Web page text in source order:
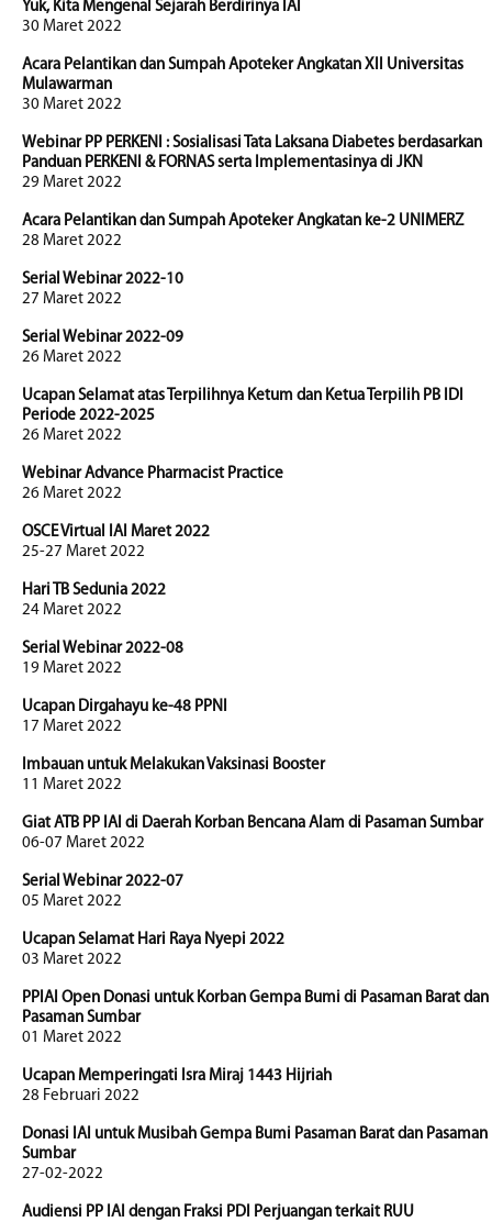
Yuk, Kita Mengenal Sejarah Berdirinya IAI
30 Maret 2022
Acara Pelantikan dan Sumpah Apoteker Angkatan XII Universitas
Mulawarman
30 Maret 2022
Webinar PP PERKENI : Sosialisasi Tata Laksana Diabetes berdasarkan
Panduan PERKENI & FORNAS serta Implementasinya di JKN
29 Maret 2022
Acara Pelantikan dan Sumpah Apoteker Angkatan ke-2 UNIMERZ
28 Maret 2022
Serial Webinar 2022-10
27 Maret 2022
Serial Webinar 2022-09
26 Maret 2022
Ucapan Selamat atas Terpilihnya Ketum dan Ketua Terpilih PB IDI
Periode 2022-2025
26 Maret 2022
Webinar Advance Pharmacist Practice
26 Maret 2022
OSCE Virtual IAI Maret 2022
25-27 Maret 2022
Hari TB Sedunia 2022
24 Maret 2022
Serial Webinar 2022-08
19 Maret 2022
Ucapan Dirgahayu ke-48 PPNI
17 Maret 2022
Imbauan untuk Melakukan Vaksinasi Booster
11 Maret 2022
Giat ATB PP IAI di Daerah Korban Bencana Alam di Pasaman Sumbar
06-07 Maret 2022
Serial Webinar 2022-07
05 Maret 2022
Ucapan Selamat Hari Raya Nyepi 2022
03 Maret 2022
PPIAI Open Donasi untuk Korban Gempa Bumi di Pasaman Barat dan
Pasaman Sumbar
01 Maret 2022
Ucapan Memperingati Isra Miraj 1443 Hijriah
28 Februari 2022
Donasi IAI untuk Musibah Gempa Bumi Pasaman Barat dan Pasaman
Sumbar
27-02-2022
Audiensi PP IAI dengan Fraksi PDI Perjuangan terkait RUU